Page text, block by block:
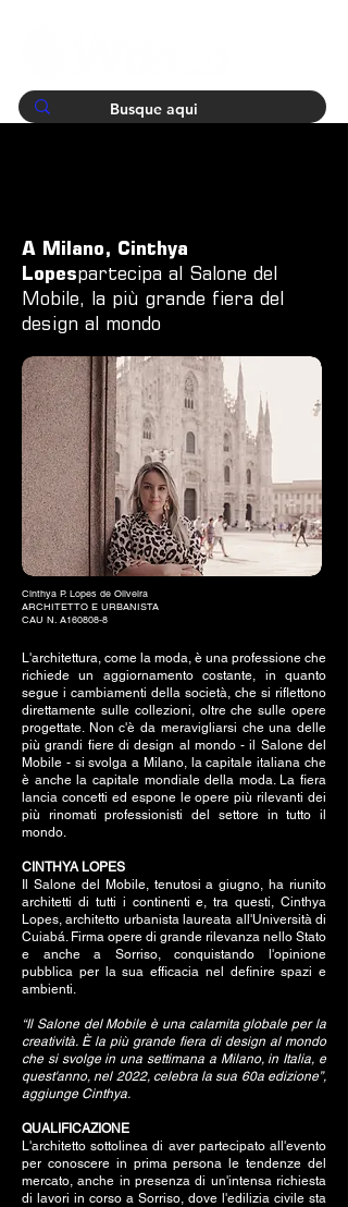
A Milano, Cinthya
Lopespartecipa al Salone del
Mobile, la più grande fiera del
design al mondo
Cinthya P. Lopes de Oliveira
ARCHITETTO E URBANISTA
CAU N. A160808-8
L'architettura, come la moda, è una professione che
richiede un aggiornamento costante, in quanto
segue i cambiamenti della società, che si riflettono
direttamente sulle collezioni, oltre che sulle opere
progettate. Non c'è da meravigliarsi che una delle
più grandi fiere di design al mondo - il Salone del
Mobile - si svolga a Milano, la capitale italiana che
è anche la capitale mondiale della moda. La fiera
lancia concetti ed espone le opere più rilevanti dei
più rinomati professionisti del settore in tutto il
mondo.
CINTHYA LOPES
Il Salone del Mobile, tenutosi a giugno, ha riunito
architetti di tutti i continenti e, tra questi, Cinthya
Lopes, architetto urbanista laureata all'Università di
Cuiabá. Firma opere di grande rilevanza nello Stato
e anche a Sorriso, conquistando l'opinione
pubblica per la sua efficacia nel definire spazi e
ambienti.
“Il Salone del Mobile è una calamita globale per la
creatività. È la più grande fiera di design al mondo
che si svolge in una settimana a Milano, in Italia, e
quest'anno, nel 2022, celebra la sua 60a edizione”,
aggiunge Cinthya.
QUALIFICAZIONE
L'architetto sottolinea di aver partecipato all'evento
per conoscere in prima persona le tendenze del
mercato, anche in presenza di un'intensa richiesta
di lavori in corso a Sorriso, dove l'edilizia civile sta